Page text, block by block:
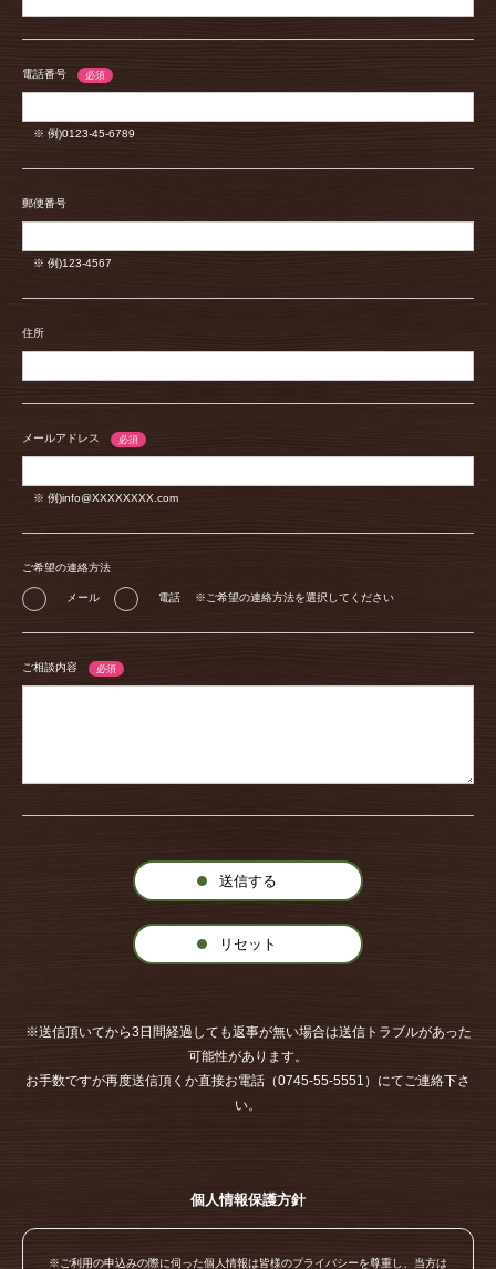
電話番号
※ 例)0123-45-6789
郵便番号
※ 例)123-4567
住所
メールアドレス
※ 例)info@XXXXXXXX.com
ご希望の連絡方法
メール 電話 ※ご希望の連絡方法を選択してください
ご相談内容
送信する
リセット
※送信頂いてから3日間経過しても返事が無い場合は送信トラブルがあった
可能性があります。
お手数ですが再度送信頂くか直接お電話（0745-55-5551）にてご連絡下さ
い。
個人情報保護方針
※ご利用の申込みの際に伺った個人情報は皆様のプライバシーを尊重し、当方は